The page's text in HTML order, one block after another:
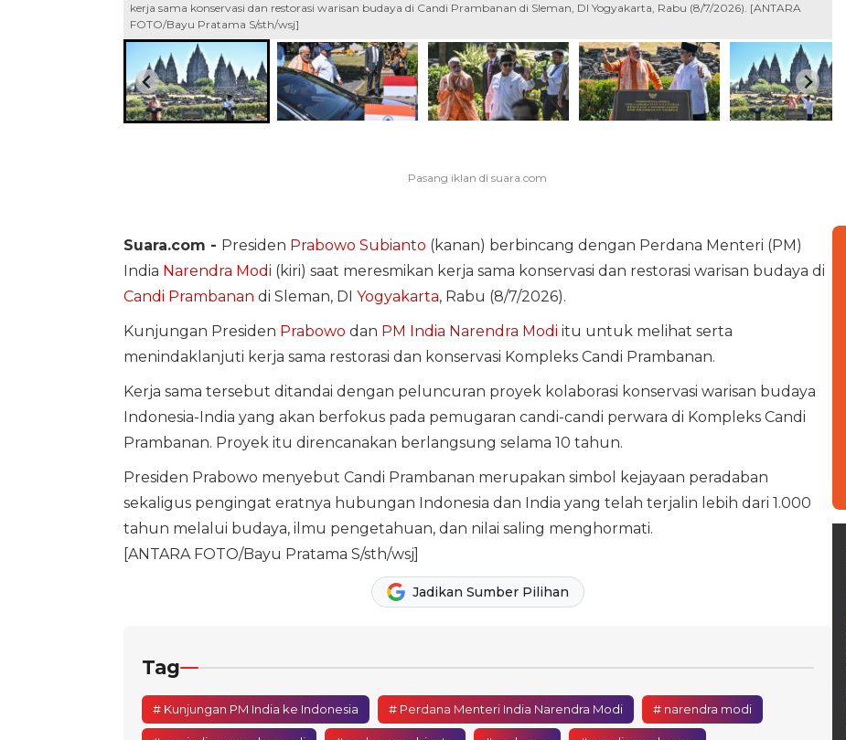
kerja sama konservasi dan restorasi warisan budaya di Candi Prambanan di Sleman, DI Yogyakarta, Rabu (8/7/2026). [ANTARA
FOTO/Bayu Pratama S/sth/wsj]
Suara.com - Presiden Prabowo Subianto (kanan) berbincang dengan Perdana Menteri (PM)
India Narendra Modi (kiri) saat meresmikan kerja sama konservasi dan restorasi warisan budaya di
Candi Prambanan di Sleman, DI Yogyakarta, Rabu (8/7/2026).
Kunjungan Presiden Prabowo dan PM India Narendra Modi itu untuk melihat serta
menindaklanjuti kerja sama restorasi dan konservasi Kompleks Candi Prambanan.
Kerja sama tersebut ditandai dengan peluncuran proyek kolaborasi konservasi warisan budaya
Indonesia-India yang akan berfokus pada pemugaran candi-candi perwara di Kompleks Candi
Prambanan. Proyek itu direncanakan berlangsung selama 10 tahun.
Presiden Prabowo menyebut Candi Prambanan merupakan simbol kejayaan peradaban
sekaligus pengingat eratnya hubungan Indonesia dan India yang telah terjalin lebih dari 1.000
tahun melalui budaya, ilmu pengetahuan, dan nilai saling menghormati.
[ANTARA FOTO/Bayu Pratama S/sth/wsj]
Jadikan Sumber Pilihan
Tag
# Kunjungan PM India ke Indonesia # Perdana Menteri India Narendra Modi # narendra modi